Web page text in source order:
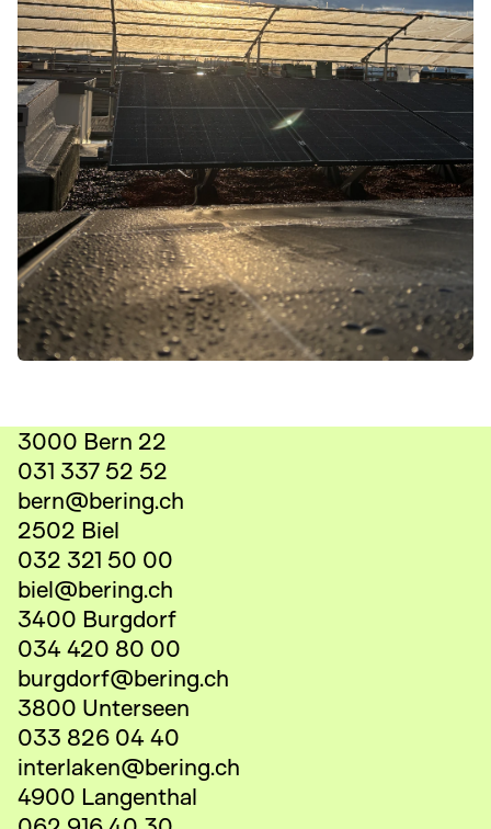
3000 Bern 22
031 337 52 52
bern@bering.ch
2502 Biel
032 321 50 00
biel@bering.ch
3400 Burgdorf
034 420 80 00
burgdorf@bering.ch
3800 Unterseen
033 826 04 40
interlaken@bering.ch
4900 Langenthal